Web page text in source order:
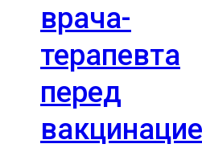
врача-
терапевта
перед